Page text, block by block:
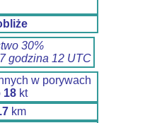
30%
godzina 12 UTC
w porywach
18 kt
km